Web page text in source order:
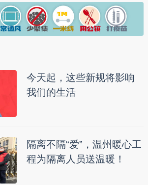
今天起，这些新规将影响
我们的生活
隔离不隔“爱”，温州暖心工
程为隔离人员送温暖！